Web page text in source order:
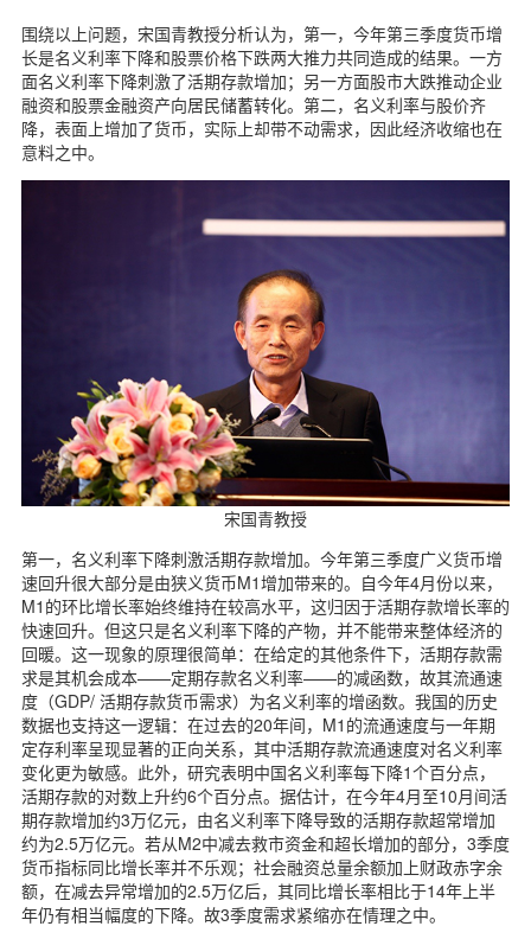
围绕以上问题，宋国青教授分析认为，第一，今年第三季度货币增
长是名义利率下降和股票价格下跌两大推力共同造成的结果。一方
面名义利率下降刺激了活期存款增加；另一方面股市大跌推动企业
融资和股票金融资产向居民储蓄转化。第二，名义利率与股价齐
降，表面上增加了货币，实际上却带不动需求，因此经济收缩也在
意料之中。
宋国青教授
第一，名义利率下降刺激活期存款增加。今年第三季度广义货币增
速回升很大部分是由狭义货币M1增加带来的。自今年4月份以来，
M1的环比增长率始终维持在较高水平，这归因于活期存款增长率的
快速回升。但这只是名义利率下降的产物，并不能带来整体经济的
回暖。这一现象的原理很简单：在给定的其他条件下，活期存款需
求是其机会成本——定期存款名义利率——的减函数，故其流通速
度（GDP/ 活期存款货币需求）为名义利率的增函数。我国的历史
数据也支持这一逻辑：在过去的20年间，M1的流通速度与一年期
定存利率呈现显著的正向关系，其中活期存款流通速度对名义利率
变化更为敏感。此外，研究表明中国名义利率每下降1个百分点，
活期存款的对数上升约6个百分点。据估计，在今年4月至10月间活
期存款增加约3万亿元，由名义利率下降导致的活期存款超常增加
约为2.5万亿元。若从M2中减去救市资金和超长增加的部分，3季度
货币指标同比增长率并不乐观；社会融资总量余额加上财政赤字余
额，在减去异常增加的2.5万亿后，其同比增长率相比于14年上半
年仍有相当幅度的下降。故3季度需求紧缩亦在情理之中。